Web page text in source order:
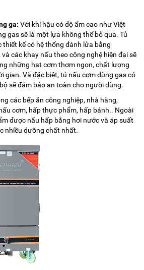
ga: Với khí hậu có độ ẩm cao như Việt
gas sẽ là một lựa không thể bỏ qua. Tủ
thiết kế có hệ thống đánh lửa bằng
các khay nấu theo công nghệ hiện đại sẽ
những hạt cơm thơm ngon, chất lượng
gian. Và đặc biệt, tủ nấu cơm dùng gas có
sẽ đảm bảo an toàn cho người dùng.
các bếp ăn công nghiệp, nhà hàng,
cơm, hấp thực phẩm, hấp bánh.. Ngoài
được nấu hấp bằng hơi nước và áp suất
nhiều dưỡng chất nhất.